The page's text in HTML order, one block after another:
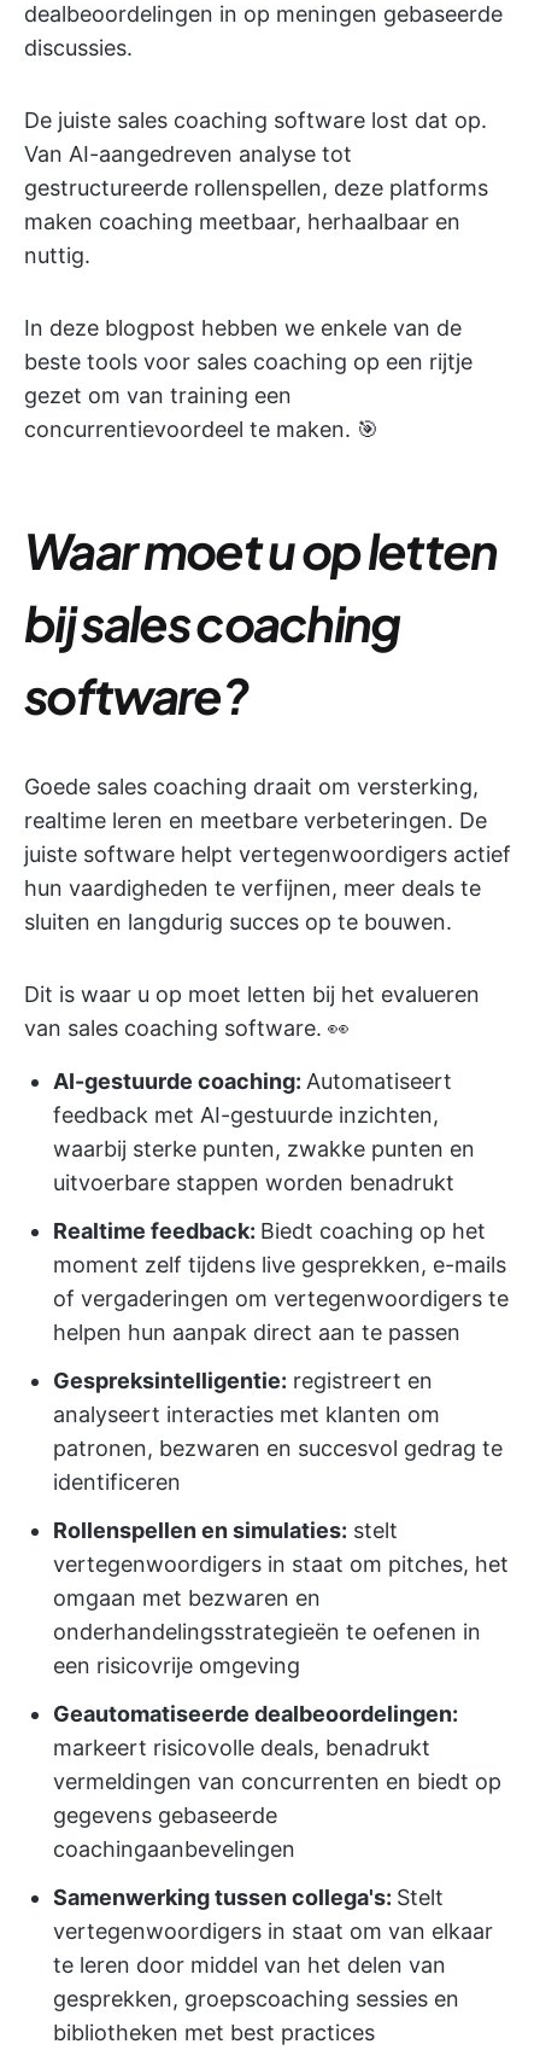
dealbeoordelingen in op meningen gebaseerde
discussies.
De juiste sales coaching software lost dat op.
Van AI-aangedreven analyse tot
gestructureerde rollenspellen, deze platforms
maken coaching meetbaar, herhaalbaar en
nuttig.
In deze blogpost hebben we enkele van de
beste tools voor sales coaching op een rijtje
gezet om van training een
concurrentievoordeel te maken. 🎯
Waar moet u op letten
bij sales coaching
software?
Goede sales coaching draait om versterking,
realtime leren en meetbare verbeteringen. De
juiste software helpt vertegenwoordigers actief
hun vaardigheden te verfijnen, meer deals te
sluiten en langdurig succes op te bouwen.
Dit is waar u op moet letten bij het evalueren
van sales coaching software. 👀
AI-gestuurde coaching: Automatiseert
feedback met AI-gestuurde inzichten,
waarbij sterke punten, zwakke punten en
uitvoerbare stappen worden benadrukt
Realtime feedback: Biedt coaching op het
moment zelf tijdens live gesprekken, e-mails
of vergaderingen om vertegenwoordigers te
helpen hun aanpak direct aan te passen
Gespreksintelligentie: registreert en
analyseert interacties met klanten om
patronen, bezwaren en succesvol gedrag te
identificeren
Rollenspellen en simulaties: stelt
vertegenwoordigers in staat om pitches, het
omgaan met bezwaren en
onderhandelingsstrategieën te oefenen in
een risicovrije omgeving
Geautomatiseerde dealbeoordelingen:
markeert risicovolle deals, benadrukt
vermeldingen van concurrenten en biedt op
gegevens gebaseerde
coachingaanbevelingen
Samenwerking tussen collega's: Stelt
vertegenwoordigers in staat om van elkaar
te leren door middel van het delen van
gesprekken, groepscoaching sessies en
bibliotheken met best practices